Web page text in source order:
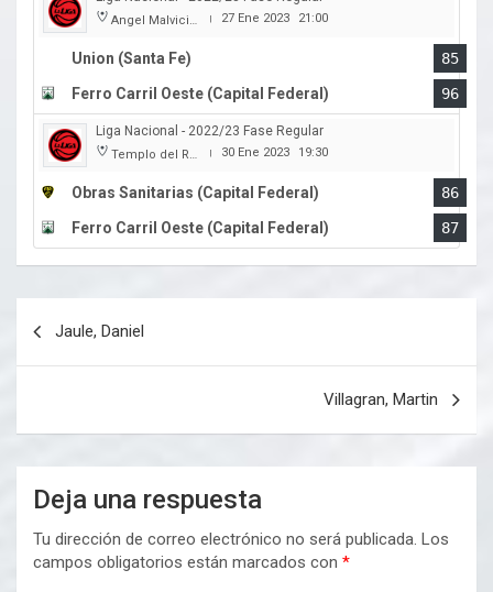
Angel Malvicino | 27 Ene 2023 21:00
Union (Santa Fe)
85
Ferro Carril Oeste (Capital Federal)
96
Liga Nacional - 2022/23 Fase Regular
Templo del Rock | 30 Ene 2023 19:30
Obras Sanitarias (Capital Federal)
86
Ferro Carril Oeste (Capital Federal)
87
Jaule, Daniel
Villagran, Martin
Deja una respuesta
Tu dirección de correo electrónico no será publicada. Los
campos obligatorios están marcados con *